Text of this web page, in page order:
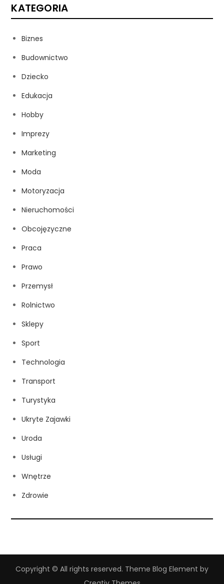
KATEGORIA
Biznes
Budownictwo
Dziecko
Edukacja
Hobby
Imprezy
Marketing
Moda
Motoryzacja
Nieruchomości
Obcojęzyczne
Praca
Prawo
Przemysł
Rolnictwo
Sklepy
Sport
Technologia
Transport
Turystyka
Ukryte Zajawki
Uroda
Usługi
Wnętrze
Zdrowie
Copyright © All rights reserved. Theme Blog Element by